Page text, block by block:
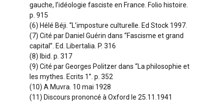
gauche, l’idéologie fasciste en France. Folio histoire.
p. 915
(6) Hélé Béji. “L’imposture culturelle. Ed Stock 1997.
(7) Cité par Daniel Guérin dans “Fascisme et grand
capital”. Ed. Libertalia. P. 316
(8) Ibid. p. 317
(9) Cité par Georges Politzer dans “La philosophie et
les mythes. Ecrits 1”. p. 352
(10) A Muvra. 10 mai 1928
(11) Discours prononcé à Oxford le 25.11.1941